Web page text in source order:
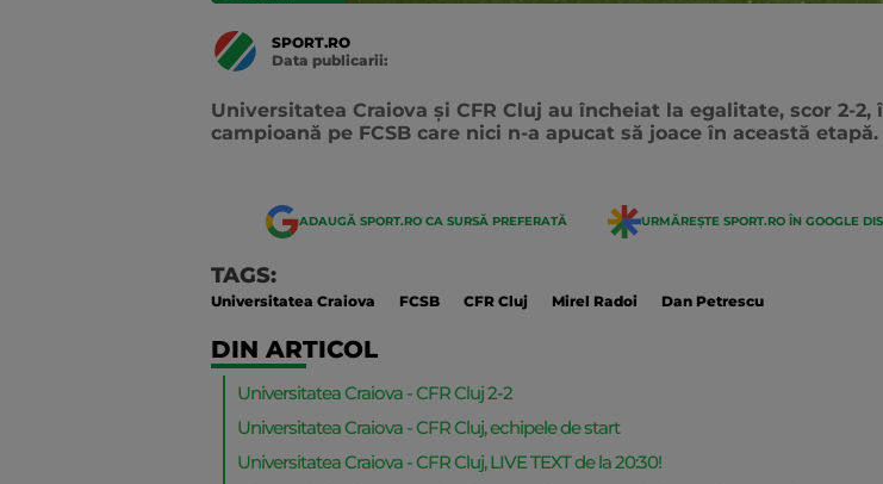
SPORT.RO
Data publicarii:
Universitatea Craiova și CFR Cluj au încheiat la egalitate, scor 2-
campioană pe FCSB care nici n-a apucat să joace în această etapă.
ADAUGĂ SPORT.RO CA SURSĂ PREFERATĂ URMĂREȘTE SPORT.RO ÎN GOOGLE
TAGS:
Universitatea Craiova FCSB CFR Cluj Mirel Radoi Dan Petrescu
DIN ARTICOL
Universitatea Craiova - CFR Cluj 2-2
Universitatea Craiova - CFR Cluj, echipele de start
Universitatea Craiova - CFR Cluj, LIVE TEXT de la 20:30!